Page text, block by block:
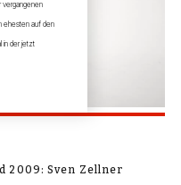
vergangenen
ehesten auf den
in der jetzt
2009: Sven Zellner